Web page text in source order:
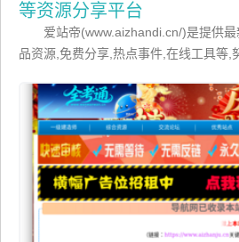
等资源分享平台
爱站帝(www.aizhandi.cn/)是提供
品资源,免费分享,热点事件,在线工具等